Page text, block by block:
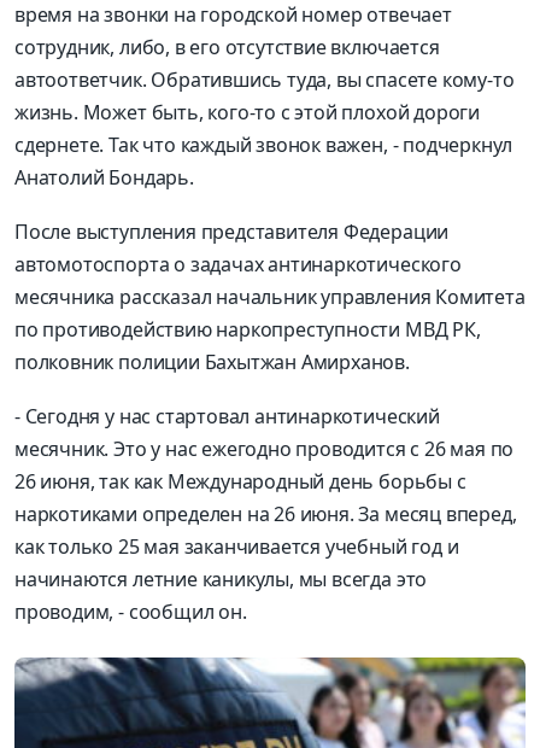
время на звонки на городской номер отвечает
сотрудник, либо, в его отсутствие включается
автоответчик. Обратившись туда, вы спасете кому-то
жизнь. Может быть, кого-то с этой плохой дороги
сдернете. Так что каждый звонок важен, - подчеркнул
Анатолий Бондарь.
После выступления представителя Федерации
автомотоспорта о задачах антинаркотического
месячника рассказал начальник управления Комитета
по противодействиюнаркопреступности МВД РК,
полковник полиции Бахытжан Амирханов.
- Сегодня у нас стартовал антинаркотический
месячник. Это у нас ежегодно проводится с 26 мая по
26 июня, так как Международный день борьбы с
наркотиками определен на 26 июня. За месяц вперед,
как только 25 мая заканчивается учебный год и
начинаются летние каникулы, мы всегда это
проводим,- сообщил он.